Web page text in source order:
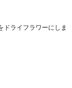
ドライフラワーにしま